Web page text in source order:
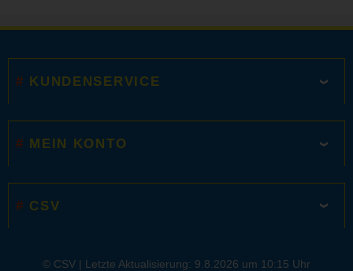
KUNDENSERVICE
MEIN KONTO
CSV
© CSV | Letzte Aktualisierung: 9.8.2026 um 10:15 Uhr